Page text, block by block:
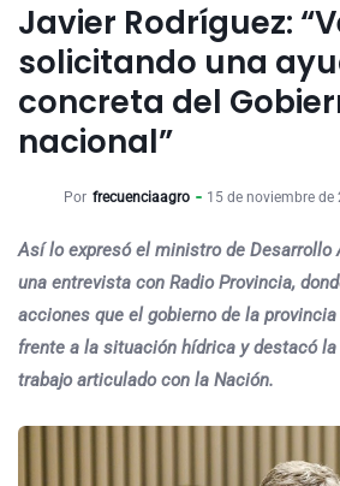
Javier Rodríguez:
solicitando una
concreta del
nacional”
Por frecuenciaagro 15 de noviembre de
Así lo expresó el ministro de Desarrollo
una entrevista con Radio Provincia,
acciones que el gobierno de la
frente a la situación hídrica y destacó
trabajo articulado con la Nación.